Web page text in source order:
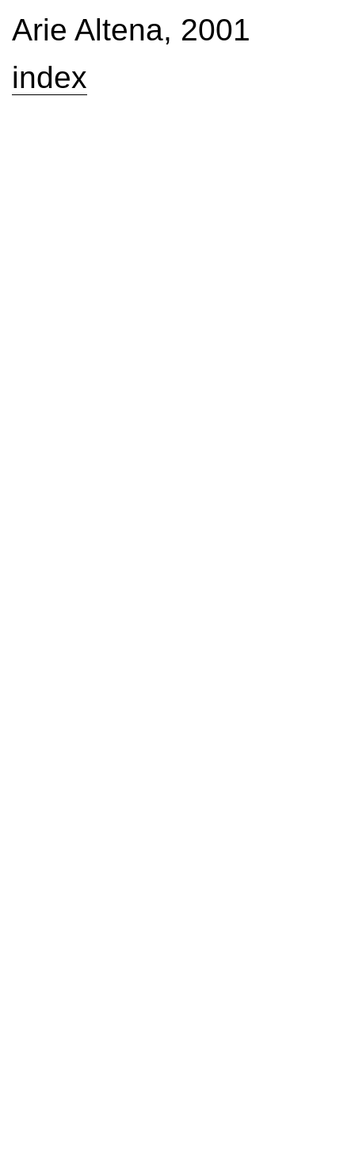
Arie Altena, 2001
index